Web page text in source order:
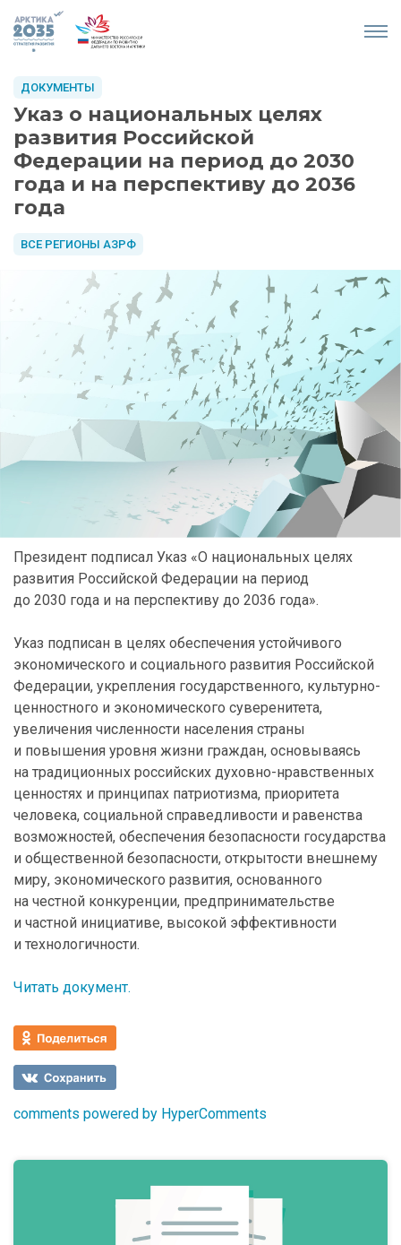
Указ о национальных целях
развития Российской
Федерации на период до 2030
года и на перспективу до 2036
года
ВСЕ РЕГИОНЫ АЗРФ
ДОКУМЕНТЫ
Президент подписал Указ «О национальных целях
развития Российской Федерации на период
до 2030 года и на перспективу до 2036 года».
Указ подписан в целях обеспечения устойчивого
экономического и социального развития Российской
Федерации, укрепления государственного, культурно-
ценностного и экономического суверенитета,
увеличения численности населения страны
и повышения уровня жизни граждан, основываясь
на традиционных российских духовно-нравственных
ценностях и принципах патриотизма, приоритета
человека, социальной справедливости и равенства
возможностей, обеспечения безопасности государства
и общественной безопасности, открытости внешнему
миру, экономического развития, основанного
на честной конкуренции, предпринимательстве
и частной инициативе, высокой эффективности
и технологичности.
Читать документ.
comments powered by HyperComments